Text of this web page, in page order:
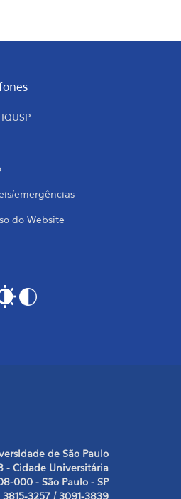
emergências
do Website
de São Paulo
- Cidade Universitária
000 - São Paulo - SP
3815-3257 / 3091-3839